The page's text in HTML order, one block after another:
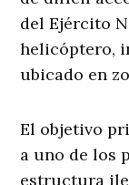
del Ejército
helicóptero,
ubicado en
El objetivo
a uno de los
estructura